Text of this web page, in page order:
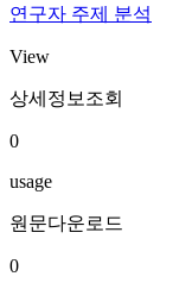
연구자 주제 분석
View
상세정보조회
0
usage
원문다운로드
0